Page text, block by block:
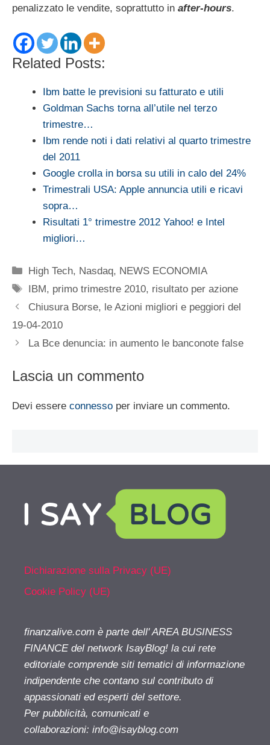
penalizzato le vendite, soprattutto in after-hours.
Related Posts:
Ibm batte le previsioni su fatturato e utili
Goldman Sachs torna all’utile nel terzo
trimestre…
Ibm rende noti i dati relativi al quarto trimestre
del 2011
Google crolla in borsa su utili in calo del 24%
Trimestrali USA: Apple annuncia utili e ricavi
sopra…
Risultati 1° trimestre 2012 Yahoo! e Intel
migliori…
Categorie
High Tech, Nasdaq, NEWS ECONOMIA
Tag
IBM, primo trimestre 2010, risultato per azione
Chiusura Borse, le Azioni migliori e peggiori del
19-04-2010
La Bce denuncia: in aumento le banconote false
Lascia un commento
Devi essere connesso per inviare un commento.
Dichiarazione sulla Privacy (UE)
Cookie Policy (UE)
finanzalive.com è parte dell' AREA BUSINESS
FINANCE del network IsayBlog! la cui rete
editoriale comprende siti tematici di informazione
indipendente che contano sul contributo di
appassionati ed esperti del settore.
Per pubblicità, comunicati e
collaborazioni: info@isayblog.com